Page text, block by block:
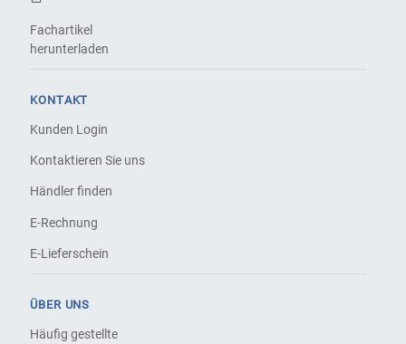
Fachartikel
herunterladen
KONTAKT
Kunden Login
Kontaktieren Sie uns
Händler finden
E-Rechnung
E-Lieferschein
ÜBER UNS
Häufig gestellte